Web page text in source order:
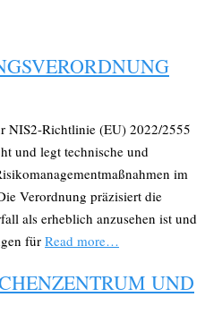
NIS2-Richtlinie (EU) 2022/2555
und legt technische und
im
Verordnung präzisiert die
als erheblich anzusehen ist und
für Read more…
UND